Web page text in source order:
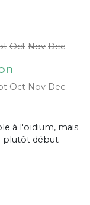
Oct Nov Dec
Oct Nov Dec
à l'oïdium, mais
plutôt début